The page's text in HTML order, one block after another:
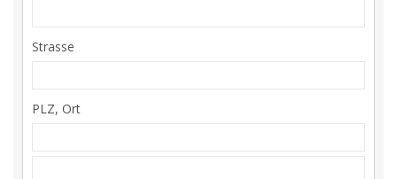
Strasse
PLZ, Ort